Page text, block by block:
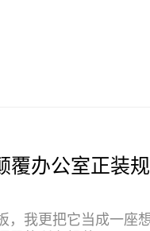
覆办公室正装
，我更把它当成一座